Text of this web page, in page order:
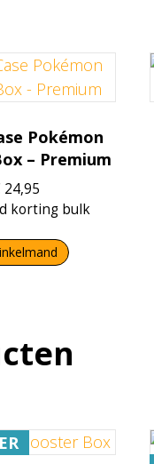
Pokémon
– Premium
24,95
korting bulk